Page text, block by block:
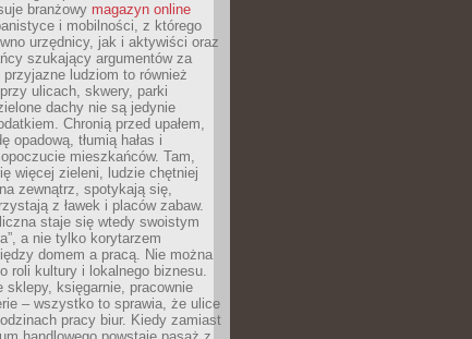
branżowy magazyn online
i mobilności, z którego
urzędnicy, jak i aktywiści oraz
szukający argumentów za
ludziom to również
ulicach, skwery, parki
dachy nie są jedynie
Chronią przed upałem,
opadową, tłumią hałas i
mieszkańców. Tam,
więcej zieleni, ludzie chętniej
zewnątrz, spotykają się,
z ławek i placów zabaw.
staje się wtedy swoistym
a nie tylko korytarzem
domem a pracą. Nie można
roli kultury i lokalnego biznesu.
sklepy, księgarnie, pracownie
– wszystko to sprawia, że ulice
pracy biur. Kiedy zamiast